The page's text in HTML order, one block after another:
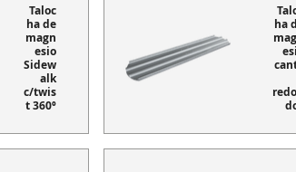
Taloc
ha de
magn
esio
Sidew
alk
c/twis
t 360º
ha